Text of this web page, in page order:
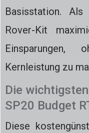
Basisstation. Als
Rover-Kit
Kernleistung zu
Die
SP20 Budget
Diese